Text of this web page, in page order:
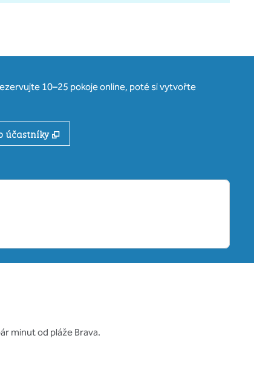
10–25 pokoje online, poté si vytvořte
účastníky ,
minut od pláže Brava.